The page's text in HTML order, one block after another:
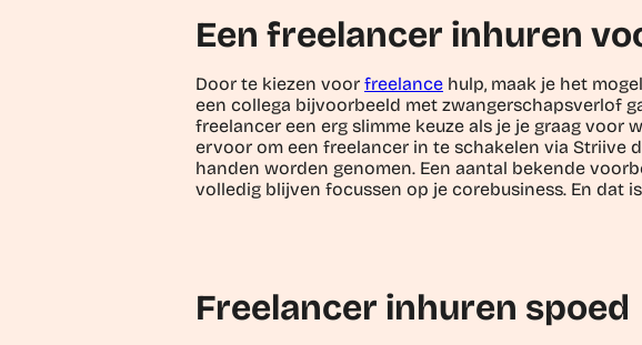
Een freelancer inhuren
Door te kiezen voor freelance hulp, maak je het
een collega bijvoorbeeld met zwangerschapsverlof
freelancer een erg slimme keuze als je je graag voor
ervoor om een freelancer in te schakelen via Striive
handen worden genomen. Een aantal bekende
volledig blijven focussen op je corebusiness. En dat
Freelancer inhuren spoed